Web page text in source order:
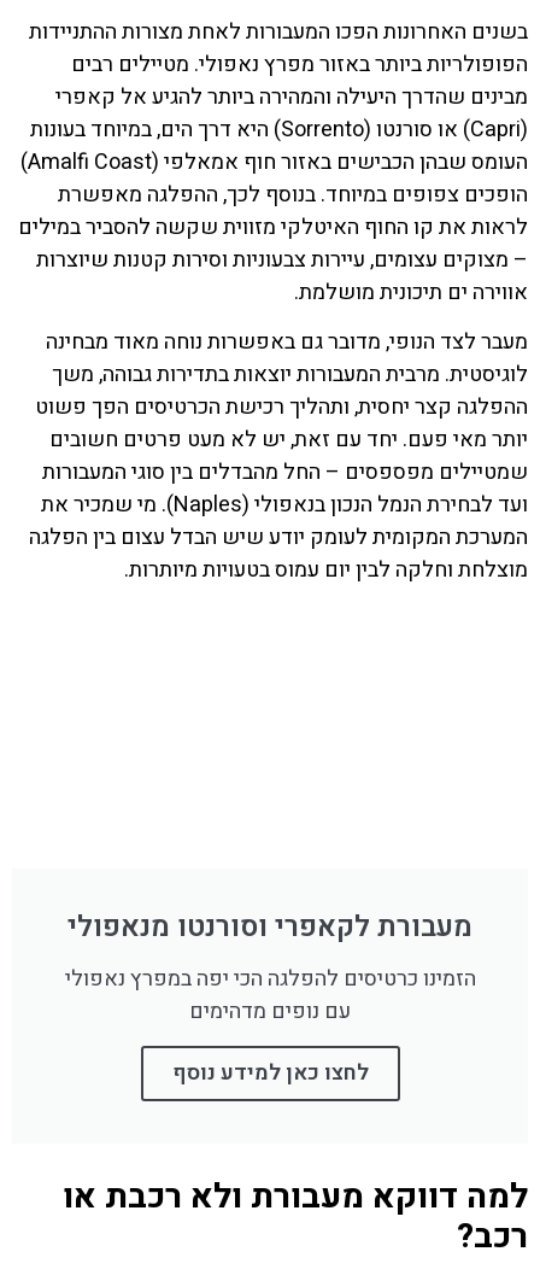
בשנים האחרונות הפכו המעבורות לאחת מצורות ההתניידות
הפופולריות ביותר באזור מפרץ נאפולי. מטיילים רבים
מבינים שהדרך היעילה והמהירה ביותר להגיע אל קאפרי
(Capri) או סורנטו (Sorrento) היא דרך הים, במיוחד בעונות
העומס שבהן הכבישים באזור חוף אמאלפי (Amalfi Coast)
הופכים צפופים במיוחד. בנוסף לכך, ההפלגה מאפשרת
לראות את קו החוף האיטלקי מזווית שקשה להסביר במילים
– מצוקים עצומים, עיירות צבעוניות וסירות קטנות שיוצרות
אווירה ים תיכונית מושלמת.
מעבר לצד הנופי, מדובר גם באפשרות נוחה מאוד מבחינה
לוגיסטית. מרבית המעבורות יוצאות בתדירות גבוהה, משך
ההפלגה קצר יחסית, ותהליך רכישת הכרטיסים הפך פשוט
יותר מאי פעם. יחד עם זאת, יש לא מעט פרטים חשובים
שמטיילים מפספסים – החל מהבדלים בין סוגי המעבורות
ועד לבחירת הנמל הנכון בנאפולי (Naples). מי שמכיר את
המערכת המקומית לעומק יודע שיש הבדל עצום בין הפלגה
מוצלחת וחלקה לבין יום עמוס בטעויות מיותרות.
מעבורת לקאפרי וסורנטו מנאפולי
הזמינו כרטיסים להפלגה הכי יפה במפרץ נאפולי
עם נופים מדהימים
לחצו כאן למידע נוסף
למה דווקא מעבורת ולא רכבת או
רכב?